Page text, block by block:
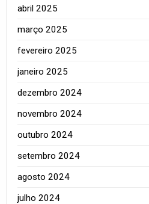
abril 2025
março 2025
fevereiro 2025
janeiro 2025
dezembro 2024
novembro 2024
outubro 2024
setembro 2024
agosto 2024
julho 2024